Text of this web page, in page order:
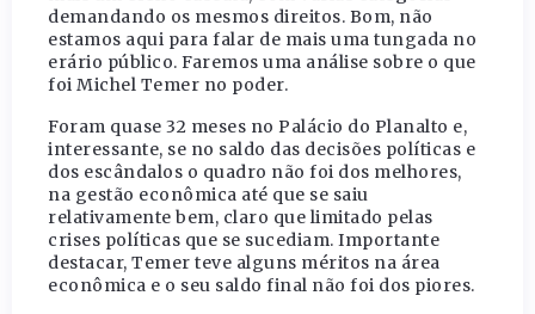
demandando os mesmos direitos. Bom, não
estamos aqui para falar de mais uma tungada no
erário público. Faremos uma análise sobre o que
foi Michel Temer no poder.
Foram quase 32 meses no Palácio do Planalto e,
interessante, se no saldo das decisões políticas e
dos escândalos o quadro não foi dos melhores,
na gestão econômica até que se saiu
relativamente bem, claro que limitado pelas
crises políticas que se sucediam. Importante
destacar, Temer teve alguns méritos na área
econômica e o seu saldo final não foi dos piores.